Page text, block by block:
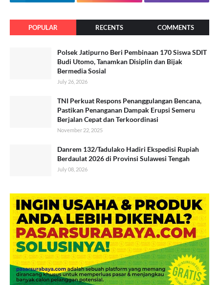
POPULAR RECENTS COMMENTS
Polsek Jatipurno Beri Pembinaan 170 Siswa SDIT
Budi Utomo, Tanamkan Disiplin dan Bijak
Bermedia Sosial
July 26, 2026
TNI Perkuat Respons Penanggulangan Bencana,
Pastikan Penanganan Dampak Erupsi Semeru
Berjalan Cepat dan Terkoordinasi
November 22, 2025
Danrem 132/Tadulako Hadiri Ekspedisi Rupiah
Berdaulat 2026 di Provinsi Sulawesi Tengah
July 08, 2026